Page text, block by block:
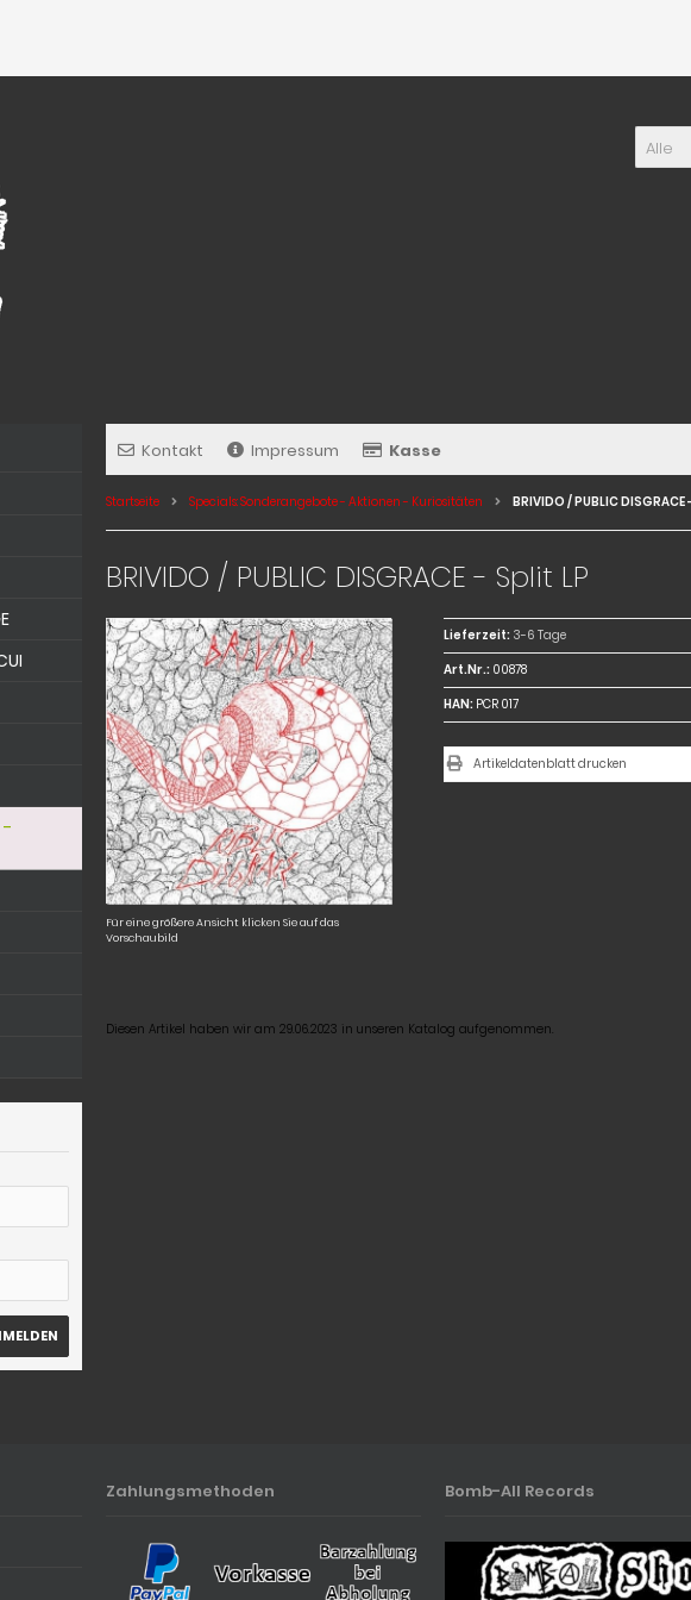
Alle
Kontakt Impressum Kasse
Startseite Specials: Sonderangebote - Aktionen - Kuriositäten BRIVIDO / PUBLIC DISGRACE
BRIVIDO / PUBLIC DISGRACE - Split LP
Für eine größere Ansicht klicken Sie auf das
Vorschaubild
Lieferzeit: 3-6 Tage
Art.Nr.: 00878
HAN:PCR 017
Artikeldatenblatt drucken
Diesen Artikel haben wir am 29.06.2023 in unseren Katalog aufgenommen.
-
Zahlungsmethoden Bomb-All Records